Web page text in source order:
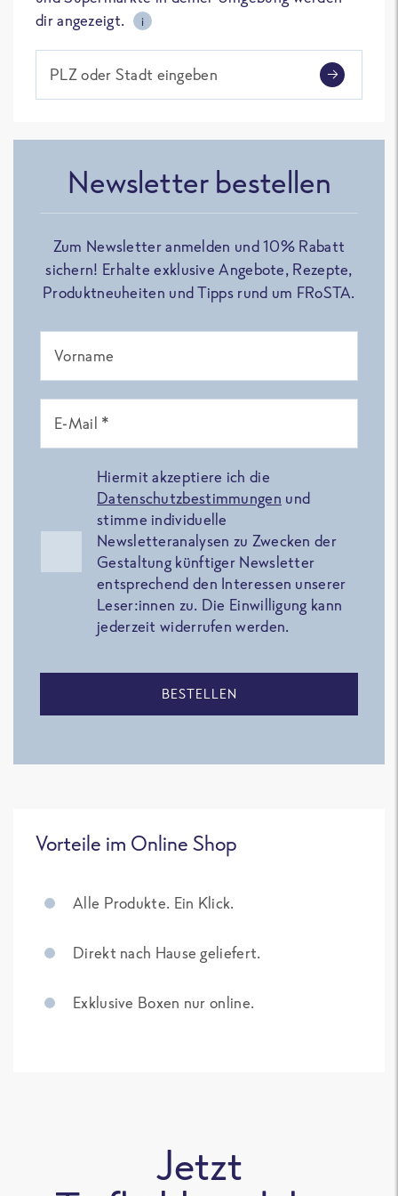
dir angezeigt.
i
PLZ oder Stadt eingeben
Newsletter bestellen
Zum Newsletter anmelden und 10% Rabatt
sichern! Erhalte exklusive Angebote, Rezepte,
Produktneuheiten und Tipps rund um FRoSTA.
Vorname
E-Mail *
Hiermit akzeptiere ich die
Datenschutzbestimmungen und
stimme individuelle
Newsletteranalysen zu Zwecken der
Gestaltung künftiger Newsletter
entsprechend den Interessen unserer
Leser:innen zu. Die Einwilligung kann
jederzeit widerrufen werden.
BESTELLEN
Vorteile im Online Shop
Alle Produkte. Ein Klick.
Direkt nach Hause geliefert.
Exklusive Boxen nur online.
Jetzt